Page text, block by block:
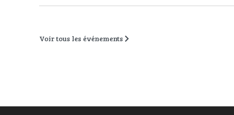
Voir tous les événements